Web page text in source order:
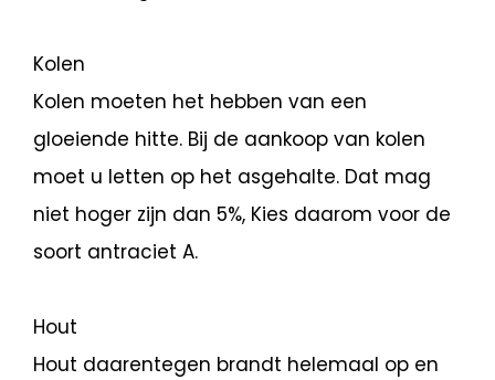
Kolen
Kolen moeten het hebben van een
gloeiende hitte. Bij de aankoop van kolen
moet u letten op het asgehalte. Dat mag
niet hoger zijn dan 5%, Kies daarom voor de
soort antraciet A.
Hout
Hout daarentegen brandt helemaal op en